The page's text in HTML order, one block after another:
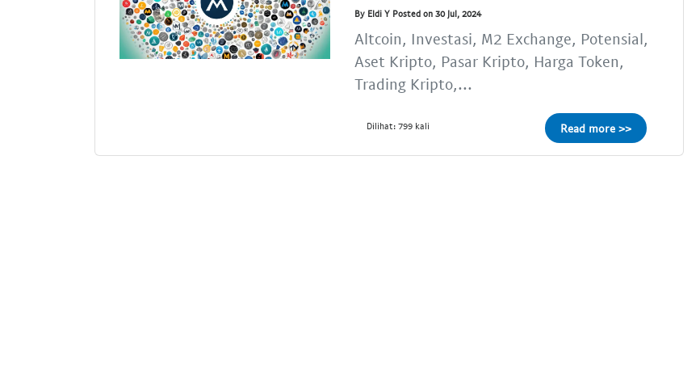
By Eldi Y Posted on 30 Jul, 2024
Altcoin, Investasi, M2 Exchange, Potensial,
Aset Kripto, Pasar Kripto, Harga Token,
Trading Kripto,...
Dilihat: 799 kali Read more >>